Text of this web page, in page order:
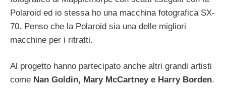
Polaroid ed io stessa ho una macchina fotografica SX-
70. Penso che la Polaroid sia una delle migliori
macchine per i ritratti.
Al progetto hanno partecipato anche altri grandi artisti
come Nan Goldin, Mary McCartney e Harry Borden.